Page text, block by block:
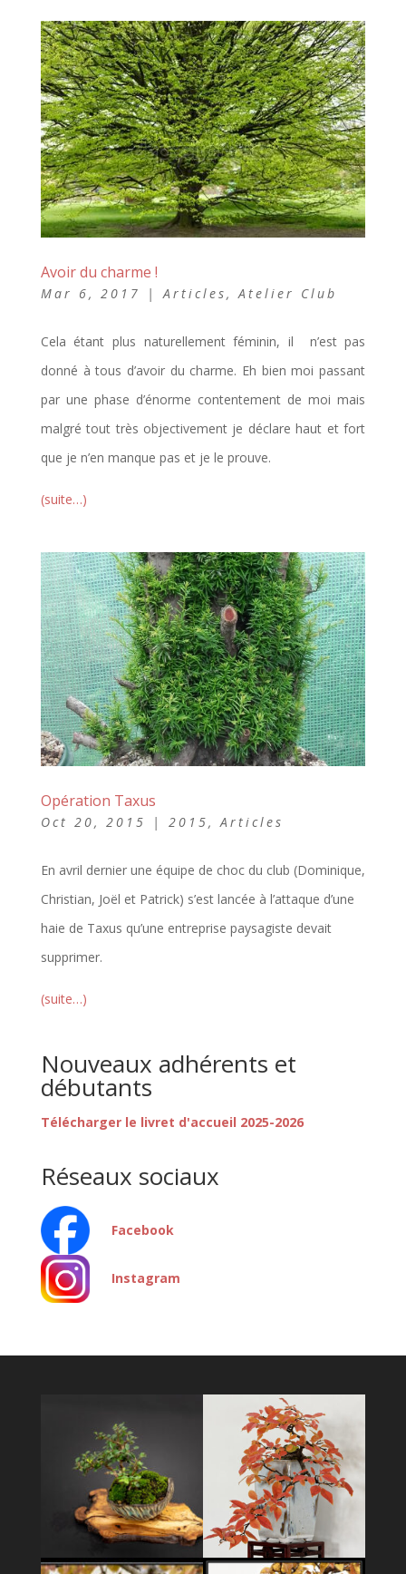
Avoir du charme !
Mar 6, 2017 | Articles , Atelier Club
Cela étant plus naturellement féminin, il n’est pas
donné à tous d’avoir du charme. Eh bien moi passant
par une phase d’énorme contentement de moi mais
malgré tout très objectivement je déclare haut et fort
que je n’en manque pas et je le prouve.
(suite…)
Opération Taxus
Oct 20, 2015 | 2015 , Articles
En avril dernier une équipe de choc du club (Dominique,
Christian, Joël et Patrick) s’est lancée à l’attaque d’une
haie de Taxus qu’une entreprise paysagiste devait
supprimer.
(suite…)
Nouveaux adhérents et
débutants
Télécharger le livret d'accueil 2025-2026
Réseaux sociaux
Facebook
Instagram